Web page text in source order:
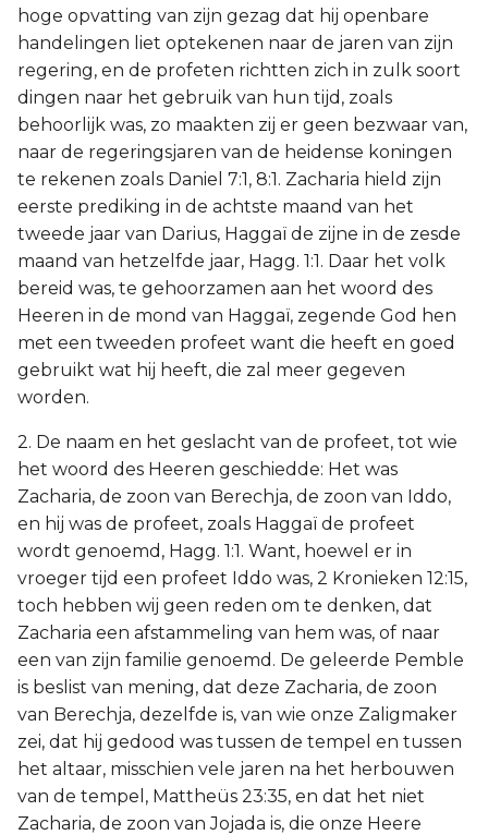
hoge opvatting van zijn gezag dat hij openbare
handelingen liet optekenen naar de jaren van zijn
regering, en de profeten richtten zich in zulk soort
dingen naar het gebruik van hun tijd, zoals
behoorlijk was, zo maakten zij er geen bezwaar van,
naar de regeringsjaren van de heidense koningen
te rekenen zoals Daniel 7:1, 8:1. Zacharia hield zijn
eerste prediking in de achtste maand van het
tweede jaar van Darius, Haggaï de zijne in de zesde
maand van hetzelfde jaar, Hagg. 1:1. Daar het volk
bereid was, te gehoorzamen aan het woord des
Heeren in de mond van Haggaï, zegende God hen
met een tweeden profeet want die heeft en goed
gebruikt wat hij heeft, die zal meer gegeven
worden.
2. De naam en het geslacht van de profeet, tot wie
het woord des Heeren geschiedde: Het was
Zacharia, de zoon van Berechja, de zoon van Iddo,
en hij was de profeet, zoals Haggaï de profeet
wordt genoemd, Hagg. 1:1. Want, hoewel er in
vroeger tijd een profeet Iddo was, 2 Kronieken 12:15,
toch hebben wij geen reden om te denken, dat
Zacharia een afstammeling van hem was, of naar
een van zijn familie genoemd. De geleerde Pemble
is beslist van mening, dat deze Zacharia, de zoon
van Berechja, dezelfde is, van wie onze Zaligmaker
zei, dat hij gedood was tussen de tempel en tussen
het altaar, misschien vele jaren na het herbouwen
van de tempel, Mattheüs 23:35, en dat het niet
Zacharia, de zoon van Jojada is, die onze Heere